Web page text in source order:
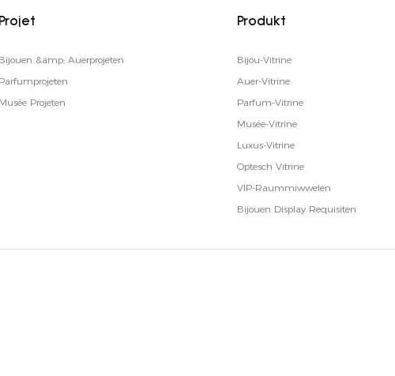
Projet
Bijouen &amp; Auerprojeten
Parfumprojeten
Musée Projeten
Produkt
Bijou-Vitrine
Auer-Vitrine
Parfum-Vitrine
Musée-Vitrine
Luxus-Vitrine
Optesch Vitrine
VIP-Raummiwwelen
Bijouen Display Requisiten